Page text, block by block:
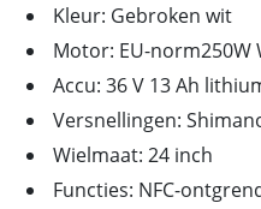
Kleur: Gebroken wit
Motor: EU-
Accu: 36 V 13 Ah
Versnellingen:
Wielmaat: 24 inch
Functies: NFC-